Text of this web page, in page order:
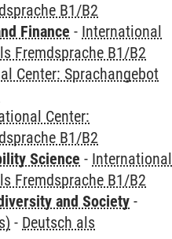
B1/B2
Finance - International
Fremdsprache B1/B2
Center: Sprachangebot
Center:
B1/B2
Science - International
Fremdsprache B1/B2
and Society -
- Deutsch als